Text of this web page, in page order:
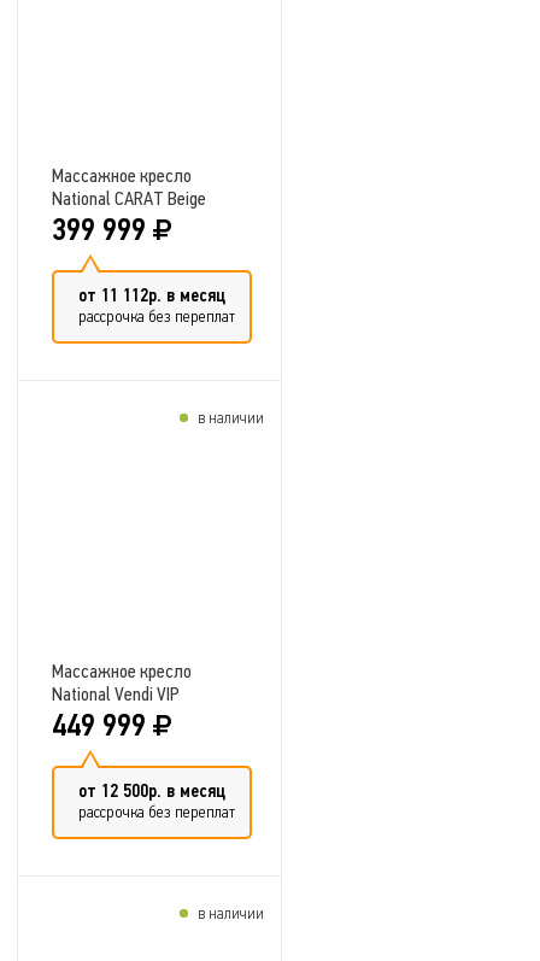
Массажное кресло
National CARAT Beige
399 999
от 11 112р. в месяц
рассрочка без переплат
Массажное кресло
National Vendi VIP
449 999
от 12 500р. в месяц
рассрочка без переплат
в наличии
в наличии